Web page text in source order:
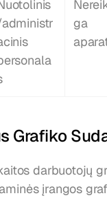
ga
Grafiko
darbuotojų
įrangos